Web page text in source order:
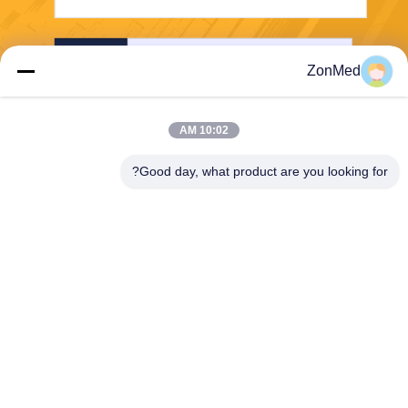
ZonMed
10:02 AM
Good day, what product are you looking for?